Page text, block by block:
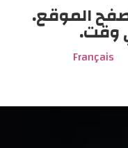
الموقع.
وقت.
Français